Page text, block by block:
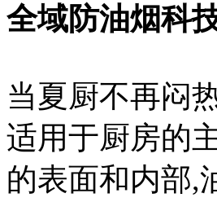
全域防油烟科
当夏厨不再闷
适用于厨房的
的表面和内部,